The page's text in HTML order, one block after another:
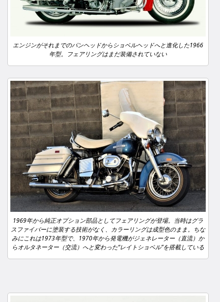
エンジンがそれまでのパンヘッドからショベルヘッドへと進化した1966
年型。フェアリングはまだ装備されていない
1969年から純正オプション部品としてフェアリングが登場。当時はグラ
スファイバーに塗装する技術がなく、カラーリングは成型色のまま。ちな
みにこれは1973年型で、1970年から発電機がジェネレーター（直流）か
らオルタネーター（交流）へと変わった“レイトショベル”を搭載している